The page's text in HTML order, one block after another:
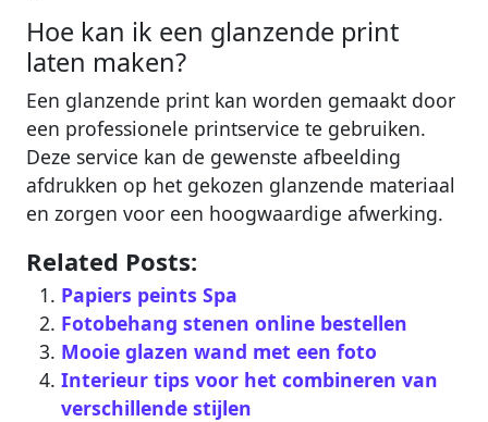
Hoe kan ik een glanzende print
laten maken?
Een glanzende print kan worden gemaakt door
een professionele printservice te gebruiken.
Deze service kan de gewenste afbeelding
afdrukken op het gekozen glanzende materiaal
en zorgen voor een hoogwaardige afwerking.
Related Posts:
Papiers peints Spa
Fotobehang stenen online bestellen
Mooie glazen wand met een foto
Interieur tips voor het combineren van
verschillende stijlen